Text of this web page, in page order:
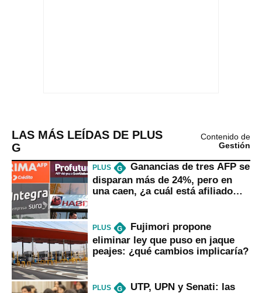
LAS MÁS LEÍDAS DE PLUS
G
Contenido de
Gestión
PLUS G
Ganancias de tres AFP se
disparan más de 24%, pero en
una caen, ¿a cuál está afiliado
PLUS G
Fujimori propone
eliminar ley que puso en jaque
peajes: ¿qué cambios implicaría?
PLUS G
UTP, UPN y Senati: las